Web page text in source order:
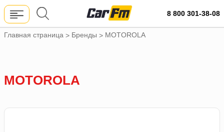
8 800 301-38-08
Главная страница > Бренды > MOTOROLA
MOTOROLA